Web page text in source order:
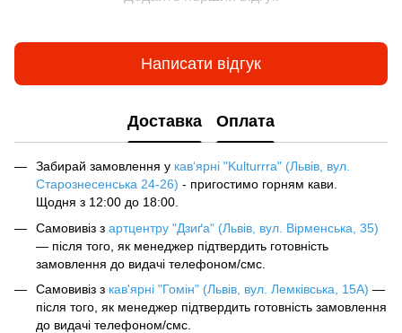
Написати відгук
Доставка Оплата
Забирай замовлення у кав‘ярні "Kulturrra" (Львів, вул.
Старознесенська 24-26) - пригостимо горням кави.
Щодня з 12:00 до 18:00.
Самовивіз з артцентру "Дзиґа" (Львів, вул. Вірменська, 35)
— після того, як менеджер підтвердить готовність
замовлення до видачі телефоном/смс.
Самовивіз з кав'ярні "Гомін" (Львів, вул. Лемківська, 15А) —
після того, як менеджер підтвердить готовність замовлення
до видачі телефоном/смс.